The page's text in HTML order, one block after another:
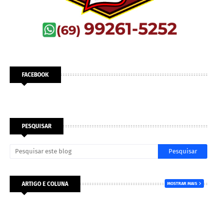
FACEBOOK
PESQUISAR
ARTIGO E COLUNA MOSTRAR MAIS